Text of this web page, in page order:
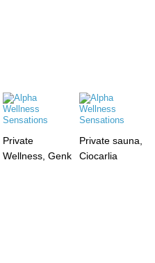
Private
Wellness, Genk
Private sauna,
Ciocarlia